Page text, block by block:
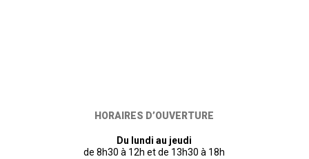
HORAIRES D’OUVERTURE
Du lundi au jeudi
de 8h30 à 12h et de 13h30 à 18h